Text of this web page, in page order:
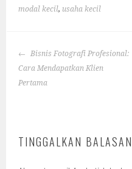
modal kecil, usaha kecil
POST
NAVIGATION
Bisnis Fotografi Profesional:
Cara Mendapatkan Klien
Pertama
TINGGALKAN BALASAN